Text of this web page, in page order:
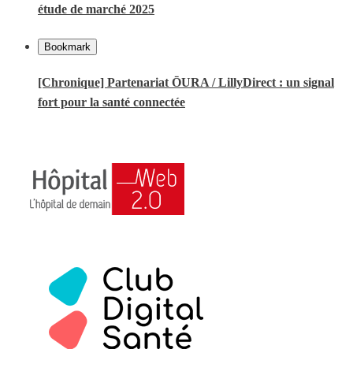
étude de marché 2025
Bookmark
[Chronique] Partenariat ŌURA / LillyDirect : un signal
fort pour la santé connectée